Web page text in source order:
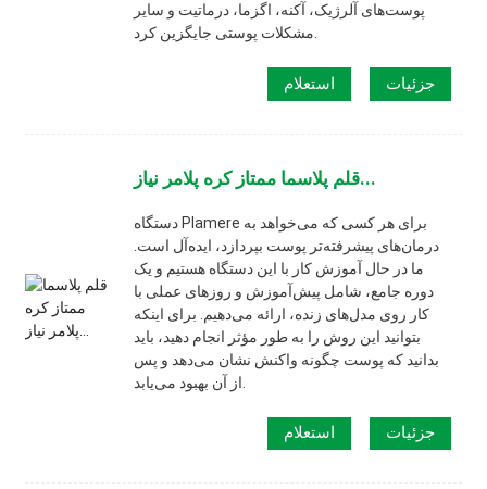
پوست‌های آلرژیک، آکنه، اگزما، درماتیت و سایر
استعلام جزئیات
قلم پلاسما ممتاز کره پلامر نیاز...
دستگاه Plamere برای هر کسی که می‌خواهد به
درمان‌های پیشرفته‌تر پوست بپردازد، ایده‌آل است.
ما در حال آموزش کار با این دستگاه هستیم و یک
دوره جامع، شامل پیش‌آموزش و روزهای عملی با
کار روی مدل‌های زنده، ارائه می‌دهیم. برای اینکه
بتوانید این روش را به طور مؤثر انجام دهید، باید
بدانید که پوست چگونه واکنش نشان می‌دهد و پس
استعلام جزئیات